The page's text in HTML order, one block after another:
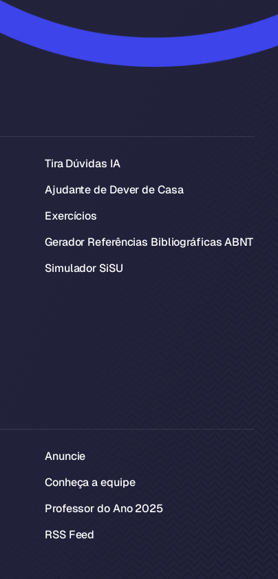
Tira Dúvidas IA
Ajudante de Dever de Casa
Exercícios
Gerador Referências Bibliográficas ABNT
Simulador SiSU
Anuncie
Conheça a equipe
Professor do Ano 2025
RSS Feed